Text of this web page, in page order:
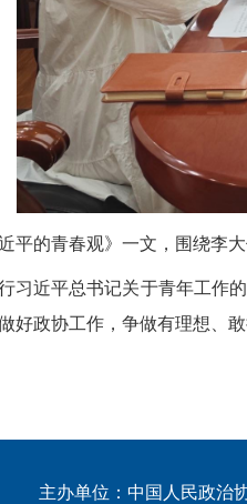
平的青春观》一文， 围绕李
习近平总书记关于青年工作
好政协工作，争做有理想、
主办单位：中国人民政治